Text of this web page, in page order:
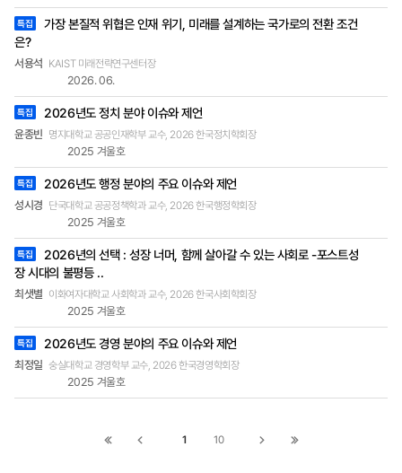
역량 부족으로 인해 경쟁에서 뒤처질 위험성도 내포
하고 있다. 노동자 입장에서는 자동화로 인한 일자
의미한다. 가트너의 ‘AI를 위한 하이프 사이클 202
4’에 따르면 생성형 AI 기술이 ‘환멸의 골짜기’, 즉 부
풀려진 기대치와 비현실적인 예측으로 상당한 실패
품론 역시 이 단계에 거의 다다랐기 때문에 나오기
시작한 것이다. 하지만 이것을 단순히 AI의 위기라
고만 생각해서는 안 된다. 현재 사회적으로 대세가
정을 경험했다. 이는 작은 규모에서는 확실한 효과
를 지녔던 기술들이 사회 전반으로 확산되는 과정에
미 많은 연구와 사례를 통해 무한한 가능성을 지닌
가에 머물지 않고 환멸의 골짜기를 빠져나가기 위해
서는 기술을 개발하는 것에만 집중하지 않고, 이제
는 이 기술을 많은 사람이 사용하게끔 해주는 것이
하게 하는 것’은 전혀 다른 이야기이기 때문이다. 미
AI 기술을 개발하는 것보다 도입과 활용이 더 어렵
특집
가장 본질적 위협은 인재 위기, 미래를 설계하는 국가로의 전환 조건
은?
서용석 KAIST 미래전략연구센터장
2026. 06.
특집 2026년도 정치 분야 이슈와 제언
윤종빈 명지대학교 공공인재학부 교수, 2026 한국정치학회장
2025 겨울호
특집 2026년도 행정 분야의 주요 이슈와 제언
성시경 단국대학교 공공정책학과 교수, 2026 한국행정학회장
2025 겨울호
특집
2026년의 선택 : 성장 너머, 함께 살아갈 수 있는 사회로 -포스트성
장 시대의 불평등 ..
최샛별 이화여자대학교 사회학과 교수, 2026 한국사회학회장
2025 겨울호
특집 2026년도 경영 분야의 주요 이슈와 제언
최정일 숭실대학교 경영학부 교수, 2026 한국경영학회장
2025 겨울호
첫
이전
1 10
다음
끝